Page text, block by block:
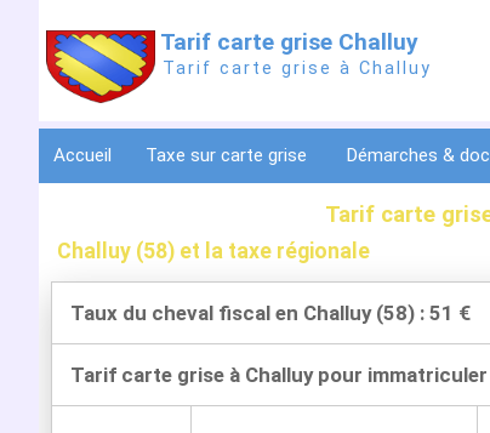
Tarif carte grise Challuy
Tarif carte grise à Challuy
Accueil Taxe sur carte grise Démarches &
Tarif carte
Challuy (58) et la taxe régionale
Taux du cheval fiscal en Challuy (58) : 51 €
Tarif carte grise à Challuy pour